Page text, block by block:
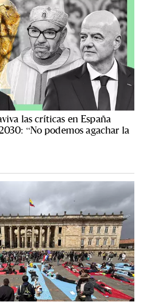
las críticas en España
“No podemos agachar la